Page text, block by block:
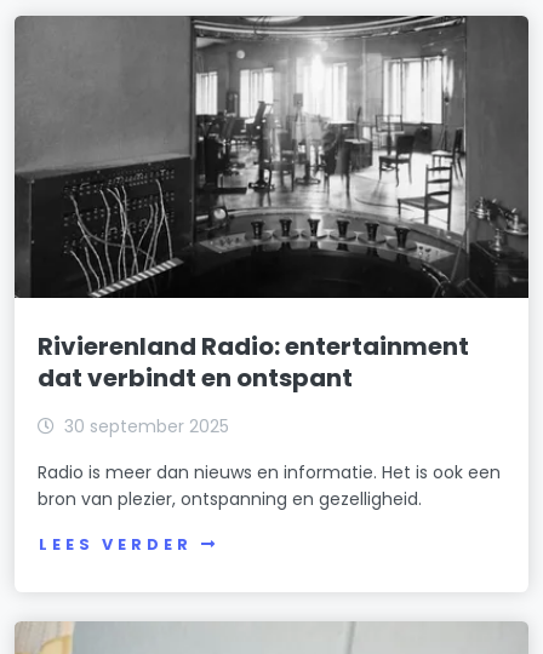
Rivierenland Radio: entertainment
dat verbindt en ontspant
30 september 2025
Radio is meer dan nieuws en informatie. Het is ook een
bron van plezier, ontspanning en gezelligheid.
LEES VERDER